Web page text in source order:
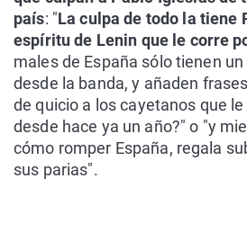
país: "La culpa de todo la tiene
espíritu de Lenin que le corre
males de España sólo tienen
desde la banda, y añaden
de quicio a los cayetanos que
desde hace ya un año?" o "y
cómo romper España, regala
sus parias".